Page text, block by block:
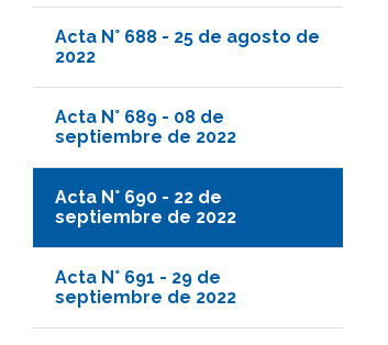
Acta N° 688 - 25 de agosto de
2022
Acta N° 689 - 08 de
septiembre de 2022
Acta N° 690 - 22 de
septiembre de 2022
Acta N° 691 - 29 de
septiembre de 2022